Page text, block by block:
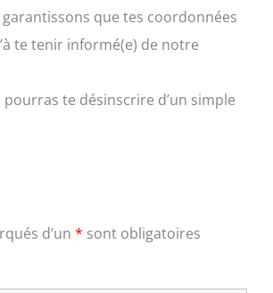
que tes coordonnées
te tenir informé(e) de notre
te désinscrire d’un simple
d’un * sont obligatoires